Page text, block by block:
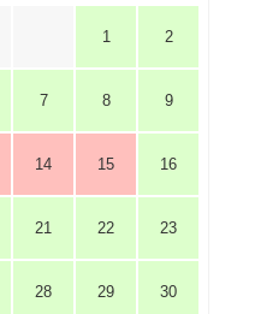
1 2
7 8 9
14 15 16
21 22 23
28 29 30